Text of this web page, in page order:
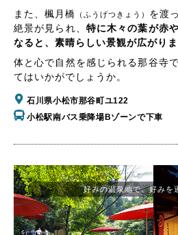
また、楓月橋 （ふうげつきょう） を渡
絶景が見られ、 特に木々の葉が赤
なると、素晴らしい景観が広がりま
体と心で自然を感じられる那谷寺
てはいかがでしょうか。
石川県小松市那谷町ユ122
小松駅南バス乗降場Bゾーンで下車
好みの温泉地で、好みを